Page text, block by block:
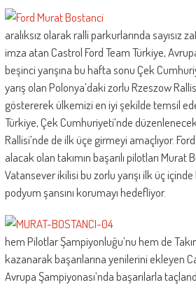
aralıksız olarak ralli parkurlarında sayısız
imza atan Castrol Ford Team Türkiye,
beşinci yarışına bu hafta sonu Çek
yarış olan Polonya’daki zorlu Rzeszow
göstererek ülkemizi en iyi şekilde temsil
Türkiye, Çek Cumhuriyeti’nde
Rallisi’nde de ilk üçe girmeyi amaçlıyor.
alacak olan takımın başarılı pilotları Murat
Vatansever ikilisi bu zorlu yarışı ilk üç
podyum şansını korumayı hedefliyor.
hem Pilotlar Şampiyonluğu’nu hem de
kazanarak başarılarına yenilerini ekleyen
Avrupa Şampiyonası’nda başarılarla